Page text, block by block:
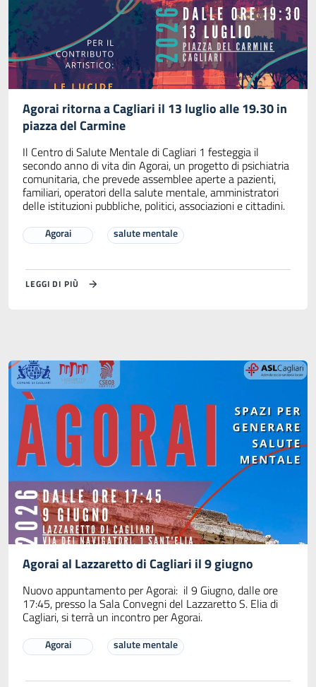
Agorai ritorna a Cagliari il 13 luglio alle 19.30 in
piazza del Carmine
Il Centro di Salute Mentale di Cagliari 1 festeggia il
secondo anno di vita din Agorai, un progetto di psichiatria
comunitaria, che prevede assemblee aperte a pazienti,
familiari, operatori della salute mentale, amministratori
delle istituzioni pubbliche, politici, associazioni e cittadini.
Agorai salute mentale
LEGGI DI PIÙ
Agorai al Lazzaretto di Cagliari il 9 giugno
Nuovo appuntamento per Agorai: il 9 Giugno, dalle ore
17:45, presso la Sala Convegni del Lazzaretto S. Elia di
Cagliari, si terrà un incontro per Agorai.
Agorai salute mentale